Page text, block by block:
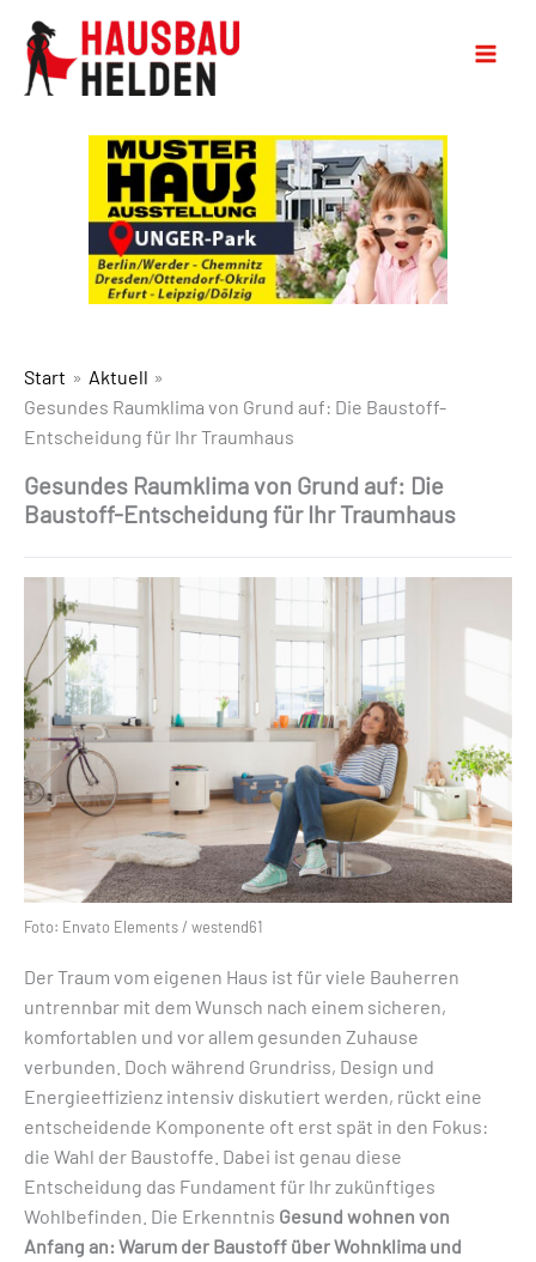
Start
Aktuell
Gesundes Raumklima von Grund auf: Die Baustoff-
Entscheidung für Ihr Traumhaus
Gesundes Raumklima von Grund auf: Die
Baustoff-Entscheidung für Ihr Traumhaus
Foto: Envato Elements / westend61
Der Traum vom eigenen Haus ist für viele Bauherren
untrennbar mit dem Wunsch nach einem sicheren,
komfortablen und vor allem gesunden Zuhause
verbunden. Doch während Grundriss, Design und
Energieeffizienz intensiv diskutiert werden, rückt eine
entscheidende Komponente oft erst spät in den Fokus:
die Wahl der Baustoffe. Dabei ist genau diese
Entscheidung das Fundament für Ihr zukünftiges
Wohlbefinden. Die Erkenntnis Gesund wohnen von
Anfang an: Warum der Baustoff über Wohnklima und